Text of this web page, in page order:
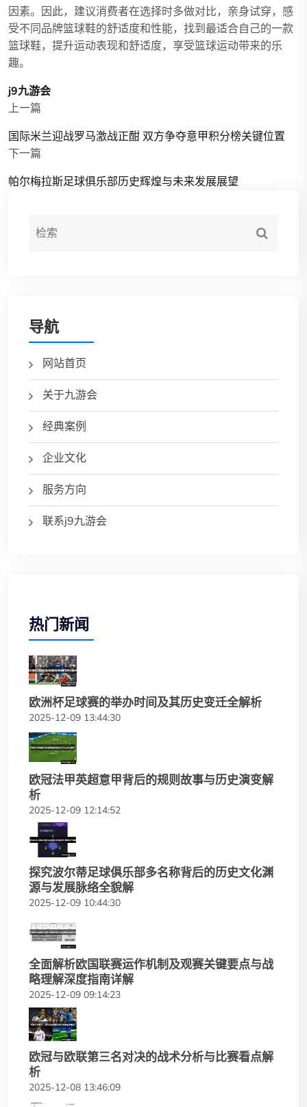
因素。因此，建议消费者在选择时多做对比，亲身试穿，感
受不同品牌篮球鞋的舒适度和性能，找到最适合自己的一款
篮球鞋，提升运动表现和舒适度，享受篮球运动带来的乐
趣。
j9九游会
上一篇
国际米兰迎战罗马激战正酣 双方争夺意甲积分榜关键位置
下一篇
帕尔梅拉斯足球俱乐部历史辉煌与未来发展展望
导航
网站首页
关于九游会
经典案例
企业文化
服务方向
联系j9九游会
热门新闻
欧洲杯足球赛的举办时间及其历史变迁全解析
2025-12-09 13:44:30
欧冠法甲英超意甲背后的规则故事与历史演变解
析
2025-12-09 12:14:52
探究波尔蒂足球俱乐部多名称背后的历史文化渊
源与发展脉络全貌解
2025-12-09 10:44:30
全面解析欧国联赛运作机制及观赛关键要点与战
略理解深度指南详解
2025-12-09 09:14:23
欧冠与欧联第三名对决的战术分析与比赛看点解
析
2025-12-08 13:46:09